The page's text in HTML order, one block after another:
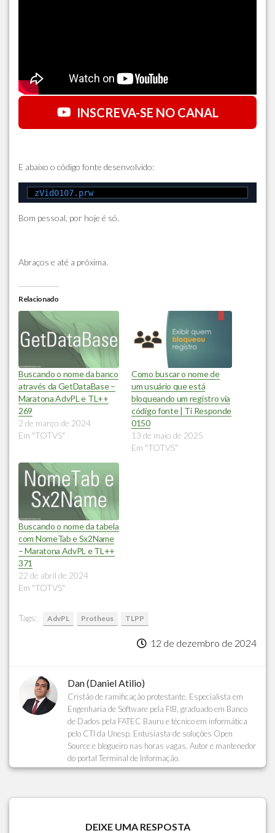
INSCREVA-SE NO CANAL
E abaixo o código fonte desenvolvido:
zVid0107.prw
Bom pessoal, por hoje é só.
Abraços e até a próxima.
Relacionado
Buscando o nome da banco
através da GetDataBase –
Maratona AdvPL e TL++
269
2 de março de 2024
Em "TOTVS"
Como buscar o nome de
um usuário que está
bloqueando um registro via
código fonte | Ti Responde
0150
13 de maio de 2025
Em "TOTVS"
Buscando o nome da tabela
com NomeTab e Sx2Name
– Maratona AdvPL e TL++
371
22 de abril de 2024
Em "TOTVS"
Tags: AdvPL Protheus TLPP
12 de dezembro de 2024
Dan (Daniel Atilio)
Cristão de ramificação protestante. Especialista em
Engenharia de Software pela FIB, graduado em Banco
de Dados pela FATEC Bauru e técnico em informática
pelo CTI da Unesp. Entusiasta de soluções Open
Source e blogueiro nas horas vagas. Autor e mantenedor
do portal Terminal de Informação.
DEIXE UMA RESPOSTA